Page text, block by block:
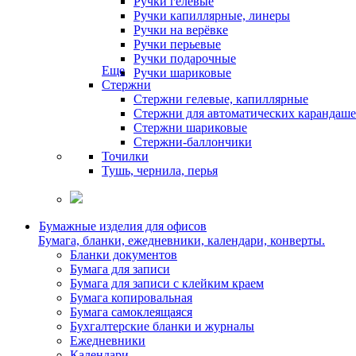
Ручки капиллярные, линеры
Ручки на верёвке
Ручки перьевые
Ручки подарочные
Ручки шариковые
Еще
Стержни
Стержни гелевые, капиллярные
Стержни для автоматических
Стержни шариковые
Стержни-баллончики
Точилки
Тушь, чернила, перья
Бумажные изделия для офисов
Бумага, бланки, ежедневники, календари, конверты.
Бланки документов
Бумага для записи
Бумага для записи с клейким краем
Бумага копировальная
Бумага самоклеящаяся
Бухгалтерские бланки и журналы
Ежедневники